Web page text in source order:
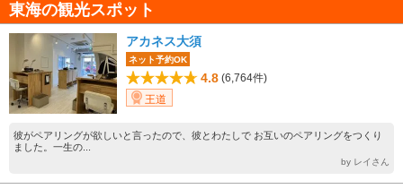
東海の観光スポット
アカネス大須
ネット予約OK
4.8 (6,764件)
王道
彼がペアリングが欲しいと言ったので、彼とわたしで お互いのペアリングをつくり
ました。一生の...
by レイさん